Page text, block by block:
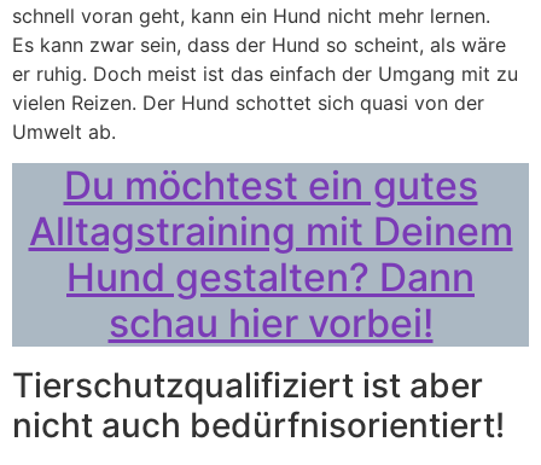
schnell voran geht, kann ein Hund nicht mehr lernen.
Es kann zwar sein, dass der Hund so scheint, als wäre
er ruhig. Doch meist ist das einfach der Umgang mit zu
vielen Reizen. Der Hund schottet sich quasi von der
Umwelt ab.
Du möchtest ein gutes
Alltagstraining mit Deinem
Hund gestalten? Dann
schau hier vorbei!
Tierschutzqualifiziert ist aber
nicht auch bedürfnisorientiert!